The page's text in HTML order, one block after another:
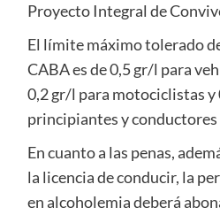
Proyecto Integral de
El límite máximo tolerado
CABA es de 0,5 gr/l para
0,2 gr/l para motociclistas y
principiantes y
En cuanto a las penas,
la licencia de conducir, la
en alcoholemia deberá